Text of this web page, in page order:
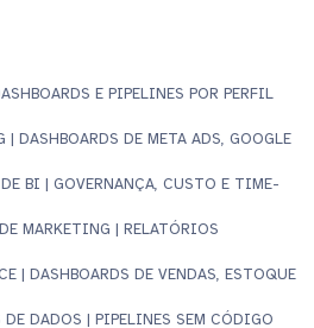
E PIPELINES POR PERFIL
| DASHBOARDS DE META ADS, GOOGLE
BI | GOVERNANÇA, CUSTO E TIME-
MARKETING | RELATÓRIOS
| DASHBOARDS DE VENDAS, ESTOQUE
DADOS | PIPELINES SEM CÓDIGO